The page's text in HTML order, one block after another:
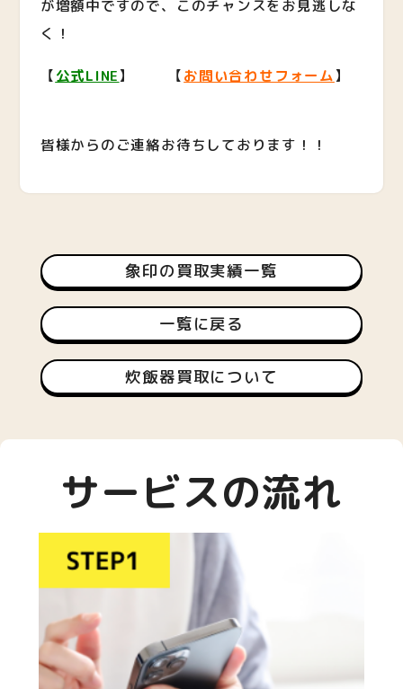
が増額中ですので、このチャンスをお見逃しな
く！
【公式LINE】 【お問い合わせフォーム】
皆様からのご連絡お待ちしております！！
象印の買取実績一覧
一覧に戻る
炊飯器買取について
サービスの流れ